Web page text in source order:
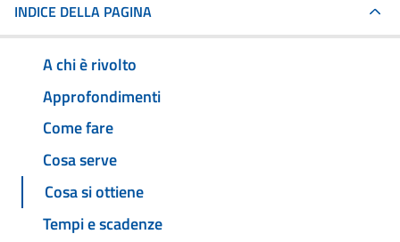
INDICE DELLA PAGINA
A chi è rivolto
Approfondimenti
Come fare
Cosa serve
Cosa si ottiene
Tempi e scadenze